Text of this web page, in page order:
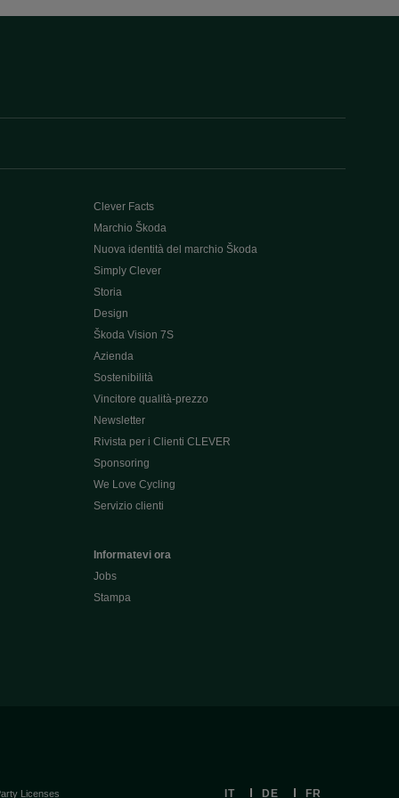
Clever Facts
Marchio Škoda
Nuova identità del marchio Škoda
Simply Clever
Storia
Design
Škoda Vision 7S
Azienda
Sostenibilità
Vincitore qualità-prezzo
Newsletter
Rivista per i Clienti CLEVER
Sponsoring
We Love Cycling
Servizio clienti
Informatevi ora
Jobs
Stampa
Licenses IT DE FR